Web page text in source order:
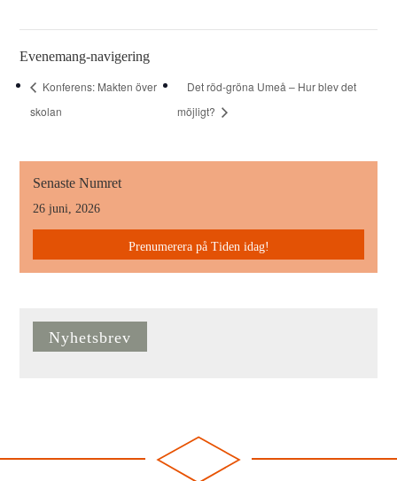
Evenemang-navigering
Konferens: Makten över
skolan
Det röd-gröna Umeå – Hur blev det
möjligt?
Senaste Numret
26 juni, 2026
Prenumerera på Tiden idag!
Nyhetsbrev